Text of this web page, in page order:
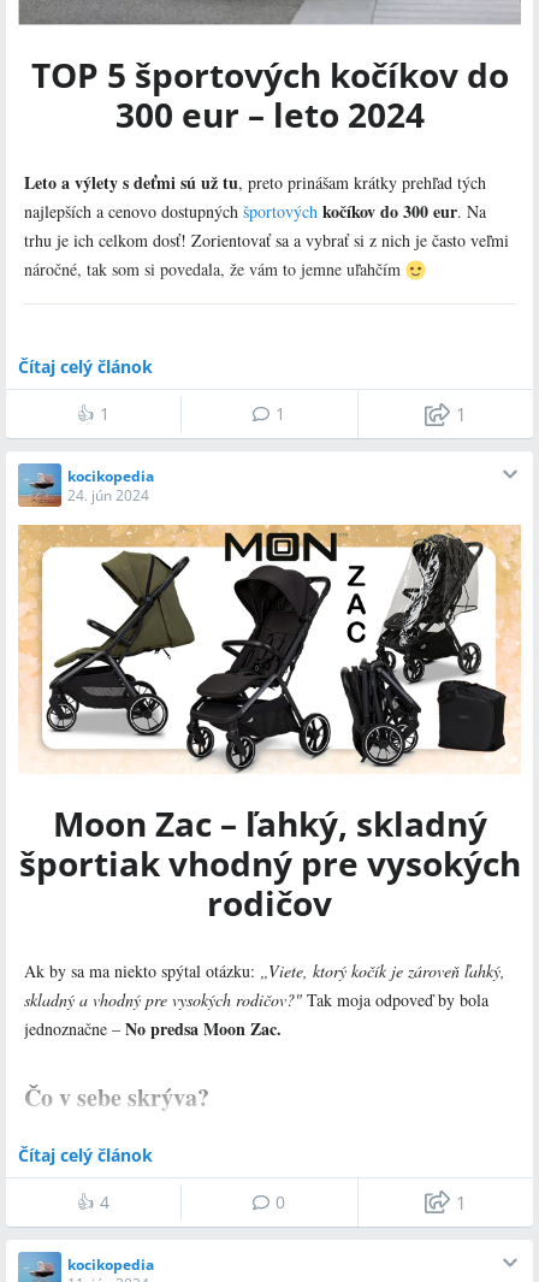
TOP 5 športových kočíkov do
300 eur – leto 2024
Leto a výlety s deťmi sú už tu, preto prinášam krátky prehľad tých
najlepších a cenovo dostupných športových kočíkov do 300 eur. Na
trhu je ich celkom dosť! Zorientovať sa a vybrať si z nich je často veľmi
náročné, tak som si povedala, že vám to jemne uľahčím
1. Petite&Mars Royal2 – kráľ medzi
športovými kočíkmi.
Váha:9.9 kg
Cena:na našom e-shope ho zakúpiš od 289 eur
Nosnosť:22 kg
Výška rodiča:vysoký (>170 cm)
Royal2
je športový kočík nízkej váhy a praktickej mestskej
funkcionality, ktorý je určený pre stredne vysokých a vyšších rodičov
(do 175 cm). Jeho kolesá si občasne poradia aj s nerovnejším terénom
dediny. Kočík očarí hravým módnym štýlom, príjemnou skladnosťou,
XL strieškou a priestranným sedadlom s možnosťou úplného ľahu, preto
v ňom bude mať pohodlie aj väčšie dieťa počas celého kočíkovacieho
obdobia.
Čítaj celý článok
👍 1 1 1
kocikopedia
24. jún 2024
Moon Zac – ľahký, skladný
športiak vhodný pre vysokých
rodičov
Ak by sa ma niekto spýtal otázku:
„Viete, ktorý kočík je zároveň ľahký,
skladný a vhodný pre vysokých rodičov?" Tak moja odpoveď by bola
jednoznačne – No predsa Moon Zac.
Čo v sebe skrýva?
Je vhodný ako na
pokračovací kočík pre staršie dieťa na výlety, ktorému vďaka svojej
priestrannosti
vydrží až do konca kočíkovacieho obdobia
. Výška
fixnej rodičovskej rukovätisedí skôr stredne vysokým rodičom.
Nízka hmotnosť, ľahká manipulovateľnosť a odpružené veľké kolesá mu
Čítaj celý článok
👍 4 0 1
kocikopedia